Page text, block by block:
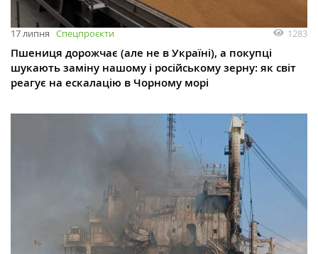
17 липня Спецпроєкти 1283
Пшениця дорожчає (але не в Україні), а покупці
шукають заміну нашому і російському зерну: як світ
реагує на ескалацію в Чорному морі